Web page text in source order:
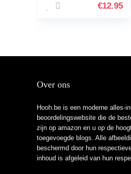
€12.95
Over ons
Hooh.be is een moderne alles-
beoordelingswebsite die de
zijn op amazon en u op de
toegevoegde blogs. Alle
beschermd door hun
inhoud is afgeleid van hun